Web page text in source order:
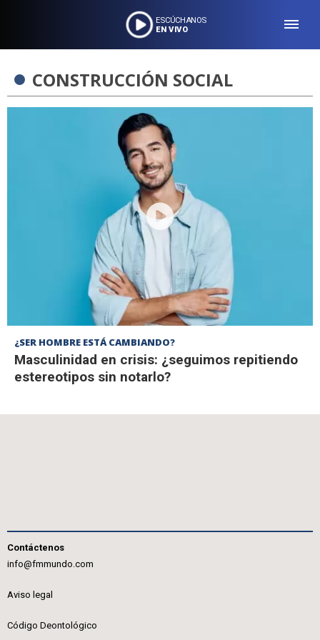
ESCÚCHANOS
EN VIVO
CONSTRUCCIÓN SOCIAL
¿SER HOMBRE ESTÁ CAMBIANDO?
Masculinidad en crisis: ¿seguimos repitiendo
estereotipos sin notarlo?
Contáctenos
info@fmmundo.com
Aviso legal
Código Deontológico